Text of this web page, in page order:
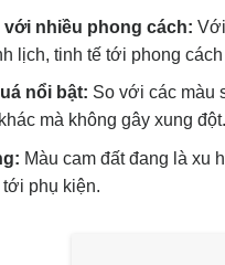
với nhiều phong cách:
lịch, tinh tế tới phong
nổi bật: So với các màu
mà không gây xung đột.
Màu cam đất đang là xu
phụ kiện.